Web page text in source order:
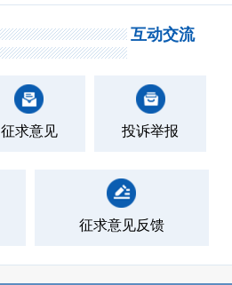
互动交流
征求意见 投诉举报
征求意见反馈